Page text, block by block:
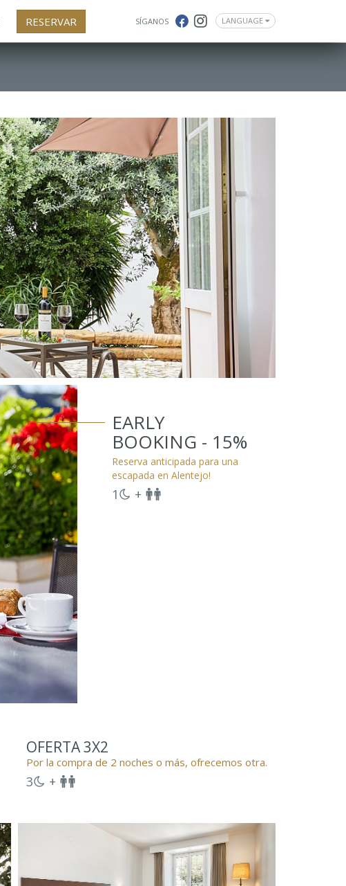
RESERVAR SÍGANOS LANGUAGE
EARLY
BOOKING - 15%
Reserva anticipada para una
escapada en Alentejo!
1 +
OFERTA 3X2
Por la compra de 2 noches o más, ofrecemos otra.
3 +